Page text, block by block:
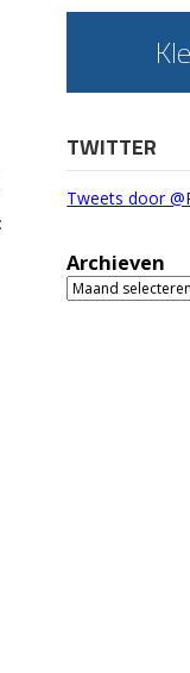
TWITTER
Tweets door
Archieven
Archieven